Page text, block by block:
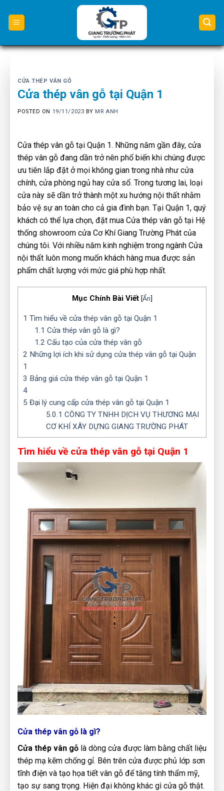
content
CỬA THÉP VÂN GỖ
Cửa thép vân gỗ tại Quận 1
POSTED ON 19/11/2023 BY MR ANH
Cửa thép vân gỗ tại Quận 1. Những năm gần đây, cửa
thép vân gỗ đang dần trở nên phổ biến khi chúng được
ưu tiên lắp đặt ở mọi không gian trong nhà như cửa
chính, cửa phòng ngủ hay cửa sổ. Trong tương lai, loại
cửa này sẽ dần trở thành một xu hướng nội thất nhằm
bảo vệ sự an toàn cho cả gia đình bạn. Tại Quận 1, quý
khách có thể lựa chọn, đặt mua Cửa thép vân gỗ tại Hệ
thống showroom cửa Cơ Khí Giang Trường Phát của
chúng tôi. Với nhiều năm kinh nghiệm trong ngành Cửa
nội thất luôn mong muốn khách hàng mua được sản
phẩm chất lượng với mức giá phù hợp nhất.
Mục Chính Bài Viết [Ẩn]
1 Tìm hiểu về cửa thép vân gỗ tại Quận 1
1.1 Cửa thép vân gỗ là gì?
1.2 Cấu tạo của cửa thép vân gỗ
2 Những lợi ích khi sử dụng cửa thép vân gỗ tại Quận
1
3 Bảng giá cửa thép vân gỗ tại Quận 1
4
5 Đại lý cung cấp cửa thép vân gỗ tại Quận 1
5.0.1 CÔNG TY TNHH DỊCH VỤ THƯƠNG MẠI
CƠ KHÍ XÂY DỰNG GIANG TRƯỜNG PHÁT
Tìm hiểu về cửa thép vân gỗ tại Quận 1
Cửa thép vân gỗ là gì?
Cửa thép vân gỗ là dòng cửa được làm bằng chất liệu
thép mạ kẽm chống gỉ. Bên trên cửa được phủ lớp sơn
tĩnh điện và tạo họa tiết vân gỗ để tăng tính thẩm mỹ,
tạo sự sang trọng. Hiện đại không khác gì cửa gỗ thật.